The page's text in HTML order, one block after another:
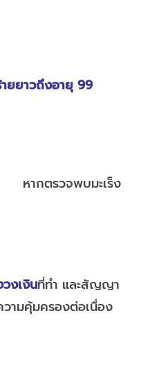
ายยาวถึงอายุ 99
หากตรวจพบมะเร็ง
งเงินที่ทำ และสัญญา
วามคุ้มครองต่อเนื่อง